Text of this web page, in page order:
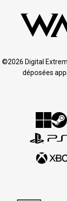
©2026 Digital
déposées